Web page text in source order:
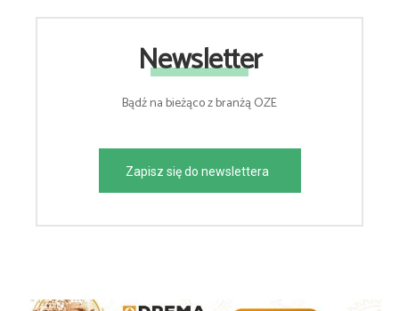
Newsletter
Bądź na bieżąco z branżą OZE
Zapisz się do newslettera